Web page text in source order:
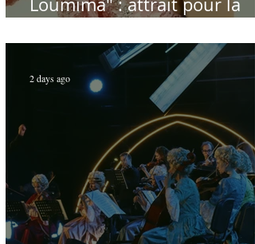
Rabah Driassa
2 days ago